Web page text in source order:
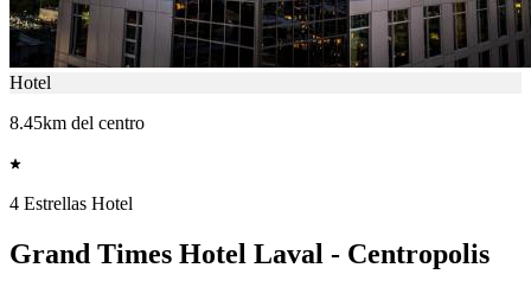
Hotel
8.45km del centro
4 Estrellas Hotel
Grand Times Hotel Laval - Centropolis